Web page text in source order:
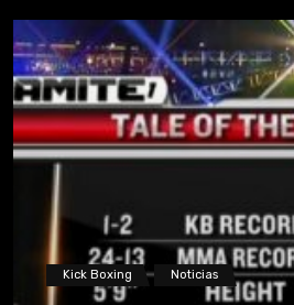
Kick Boxing Noticias